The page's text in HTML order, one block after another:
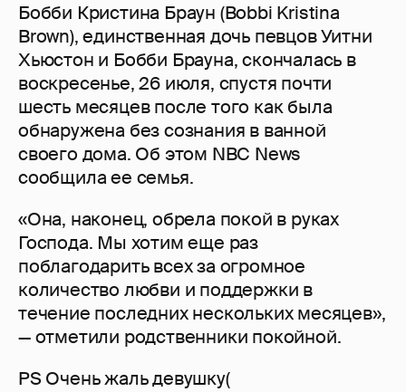
Бобби Кристина Браун (Bobbi Kristina
Brown), единственная дочь певцов Уитни
Хьюстон и Бобби Брауна, скончалась в
воскресенье, 26 июля, спустя почти
шесть месяцев после того как была
обнаружена без сознания в ванной
своего дома. Об этом NBC News
сообщила ее семья.
«Она, наконец, обрела покой в руках
Господа. Мы хотим еще раз
поблагодарить всех за огромное
количество любви и поддержки в
течение последних нескольких месяцев»,
— отметили родственники покойной.
PS Очень жаль девушку(